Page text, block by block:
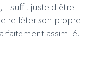
il suffit juste d'être
refléter son propre
assimilé.